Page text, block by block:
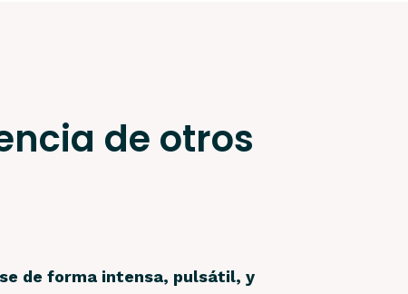
de otros
de forma intensa, pulsátil, y